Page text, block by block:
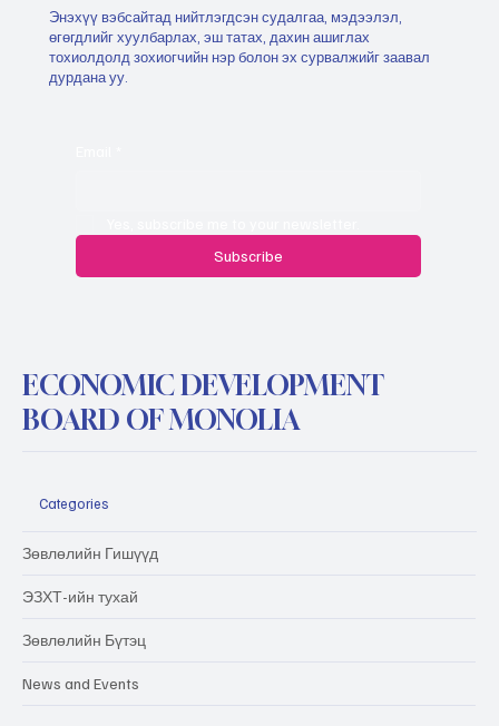
Subscribe
Энэхүү вэбсайтад нийтлэгдсэн судалгаа, мэдээлэл,
өгөгдлийг хуулбарлах, эш татах, дахин ашиглах
тохиолдолд зохиогчийн нэр болон эх сурвалжийг заавал
дурдана уу.
ECONOMIC DEVELOPMENT
BOARD OF MONOLIA
Categories
Зөвлөлийн Гишүүд
ЭЗХТ-ийн тухай
Зөвлөлийн Бүтэц
News and Events